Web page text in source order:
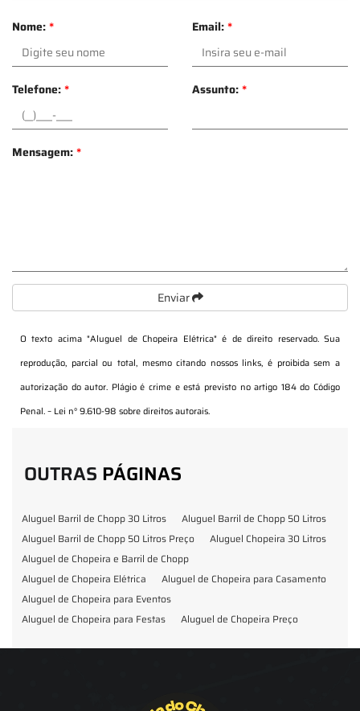
Nome:* Email:*
Telefone:* Assunto:*
Mensagem:*
Enviar
O texto acima "Aluguel de Chopeira Elétrica" é de direito reservado. Sua
reprodução, parcial ou total, mesmo citando nossos links, é proibida sem a
autorização do autor. Plágio é crime e está previsto no artigo 184 do Código
Penal. – Lei n° 9.610-98 sobre direitos autorais.
OUTRAS PÁGINAS
Aluguel Barril de Chopp 30 Litros
Aluguel Barril de Chopp 50 Litros
Aluguel Barril de Chopp 50 Litros Preço
Aluguel Chopeira 30 Litros
Aluguel de Chopeira e Barril de Chopp
Aluguel de Chopeira Elétrica
Aluguel de Chopeira para Casamento
Aluguel de Chopeira para Eventos
Aluguel de Chopeira para Festas
Aluguel de Chopeira Preço
Chopp Festas e Eventos